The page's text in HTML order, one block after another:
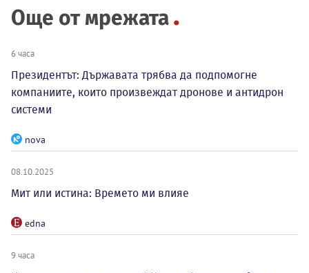
Още от мрежата
6 часа
Президентът: Държавата трябва да подпомогне
компаниите, които произвеждат дронове и антидрон
системи
nova
08.10.2025
Мит или истина: Времето ми влияе
edna
9 часа